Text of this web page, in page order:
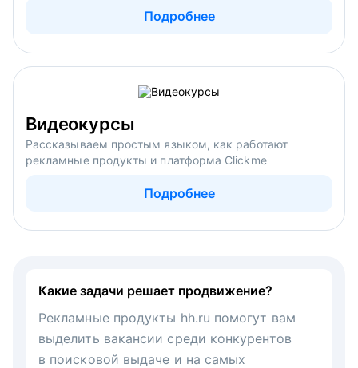
Подробнее
Видеокурсы
Рассказываем простым языком, как работают
рекламные продукты и платформа Clickme
Подробнее
Какие задачи решает продвижение?
Рекламные продукты hh.ru помогут вам
выделить вакансии среди конкурентов
в поисковой выдаче и на самых